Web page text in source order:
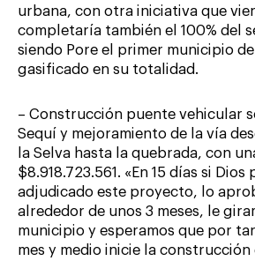
urbana, con otra iniciativa que
completaría también el 100% del
siendo Pore el primer municipio
gasificado en su totalidad.
– Construcción puente vehicular
Sequí y mejoramiento de la vía
la Selva hasta la quebrada, con
$8.918.723.561. «En 15 días si
adjudicado este proyecto, lo
alrededor de unos 3 meses, le
municipio y esperamos que por
mes y medio inicie la construcción